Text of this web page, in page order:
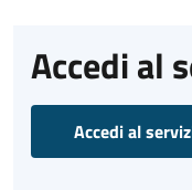
Accedi al
Accedi al